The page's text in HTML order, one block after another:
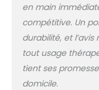
en main
compétitive. Un
durabilité, et
tout usage
tient ses
domicile.